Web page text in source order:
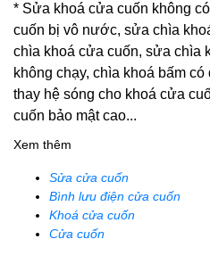
* Sửa khoá cửa cuốn không
cuốn bị vô nước, sửa chìa
chìa khoá cửa cuốn, sửa chìa
không chạy, chìa khoá bấm
thay hệ sóng cho khoá cửa
cuốn bảo mật cao...
Xem thêm
Sửa cửa cuốn
Bình lưu điện cửa cuốn
Khoá cửa cuốn
Cửa cuốn